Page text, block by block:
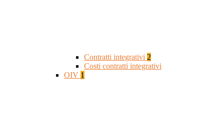
Contratti integrativi 2
Costi contratti integrativi
OIV 1